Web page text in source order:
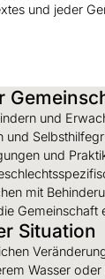
und jeder
und
und
und
mit
Gemeinschaft
Situation
Wasser oder